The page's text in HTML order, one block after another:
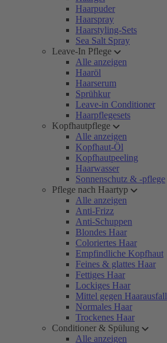
Haarpuder
Haarspray
Haarstyling-Sets
Sea Salt Spray
Leave-In Pflege
Alle anzeigen
Haaröl
Haarserum
Sprühkur
Leave-in Conditioner
Haarpflegesets
Kopfhautpflege
Alle anzeigen
Kopfhaut-Öl
Kopfhautpeeling
Haarwasser
Sonnenschutz & -pflege
Pflege nach Haartyp
Alle anzeigen
Anti-Frizz
Anti-Schuppen
Blondes Haar
Coloriertes Haar
Empfindliche Kopfhaut
Feines & glattes Haar
Fettiges Haar
Lockiges Haar
Mittel gegen Haarausfall
Normales Haar
Trockenes Haar
Conditioner & Spülung
Alle anzeigen